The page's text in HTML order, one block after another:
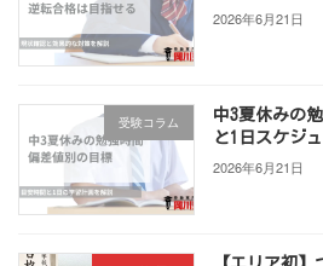
2026年6月21日
受験コラム
中3夏休みの
と1日スケジ
2026年6月21日